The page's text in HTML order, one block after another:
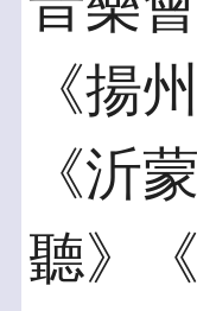
《揚
《沂
聽》